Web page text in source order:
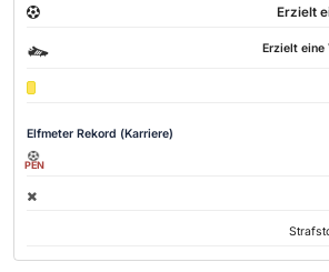
Erzielt
Erzielt eine
Elfmeter Rekord (Karriere)
PEN